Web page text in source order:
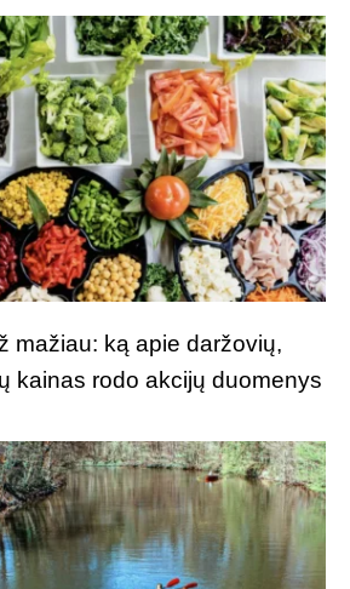
mažiau: ką apie daržovių,
kainas rodo akcijų duomenys